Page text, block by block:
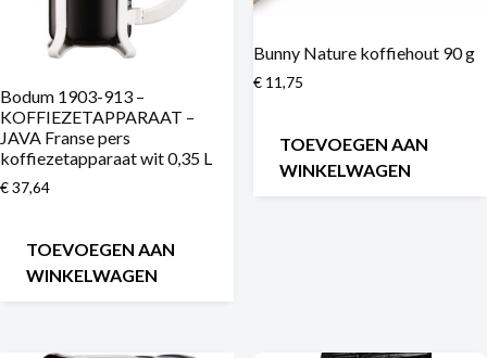
Bodum 1903-913 –
KOFFIEZETAPPARAAT –
JAVA Franse pers
koffiezetapparaat wit 0,35 L
€37,64
TOEVOEGEN AAN
WINKELWAGEN
Bunny Nature koffiehout 90 g
€11,75
TOEVOEGEN AAN
WINKELWAGEN